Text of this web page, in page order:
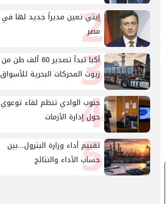
2
إيني تعين مديراً جديد لها في
مصر
3
أكبا تبدأ تصدير 60 ألف طن من
زيوت المحركات البحرية للأسواق
الخارجية
4
جنوب الوادي تنظم لقاء توعوي
حول إدارة الأزمات
5
تقييم أداء وزارة البترول...بين
حساب الأداء والنتائج